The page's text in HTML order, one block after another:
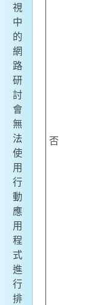
視
中
的
網
路
研
討
會
無
法
使
用
行
動
應
用
程
式
進
行
排
否